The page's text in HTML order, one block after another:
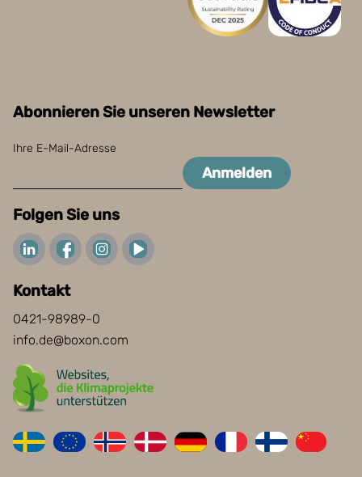
Abonnieren Sie unseren Newsletter
Ihre E-Mail-Adresse
Anmelden
Folgen Sie uns
Kontakt
0421-98989-0
info.de@boxon.com